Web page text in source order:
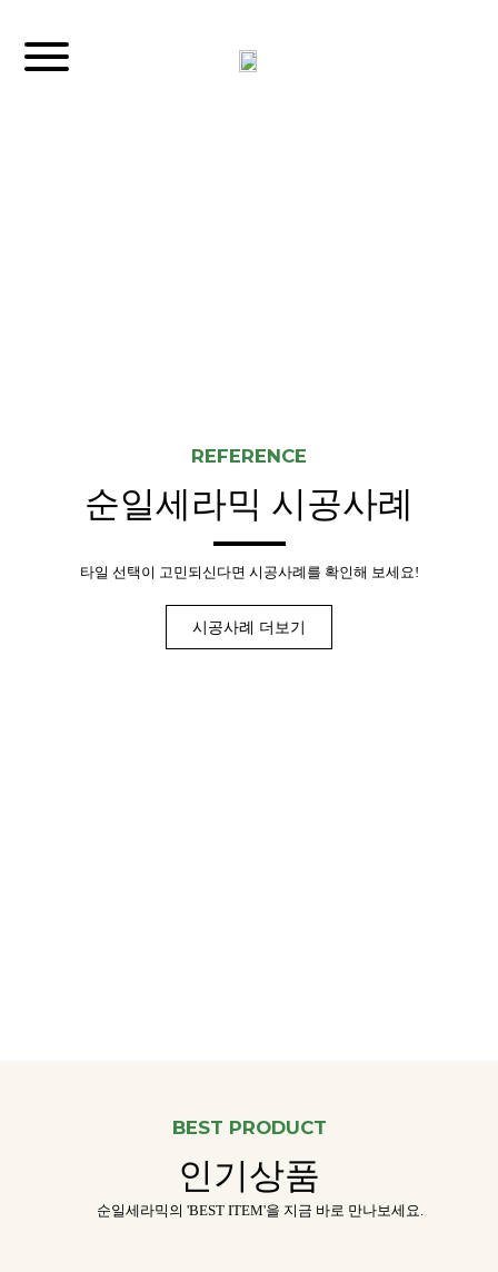
REFERENCE
순일세라믹 시공사례
타일 선택이 고민되신다면 시공사례를 확인해 보세요!
시공사례 더보기
BEST PRODUCT
인기상품
순일세라믹의 'BEST ITEM'을 지금 바로 만나보세요.